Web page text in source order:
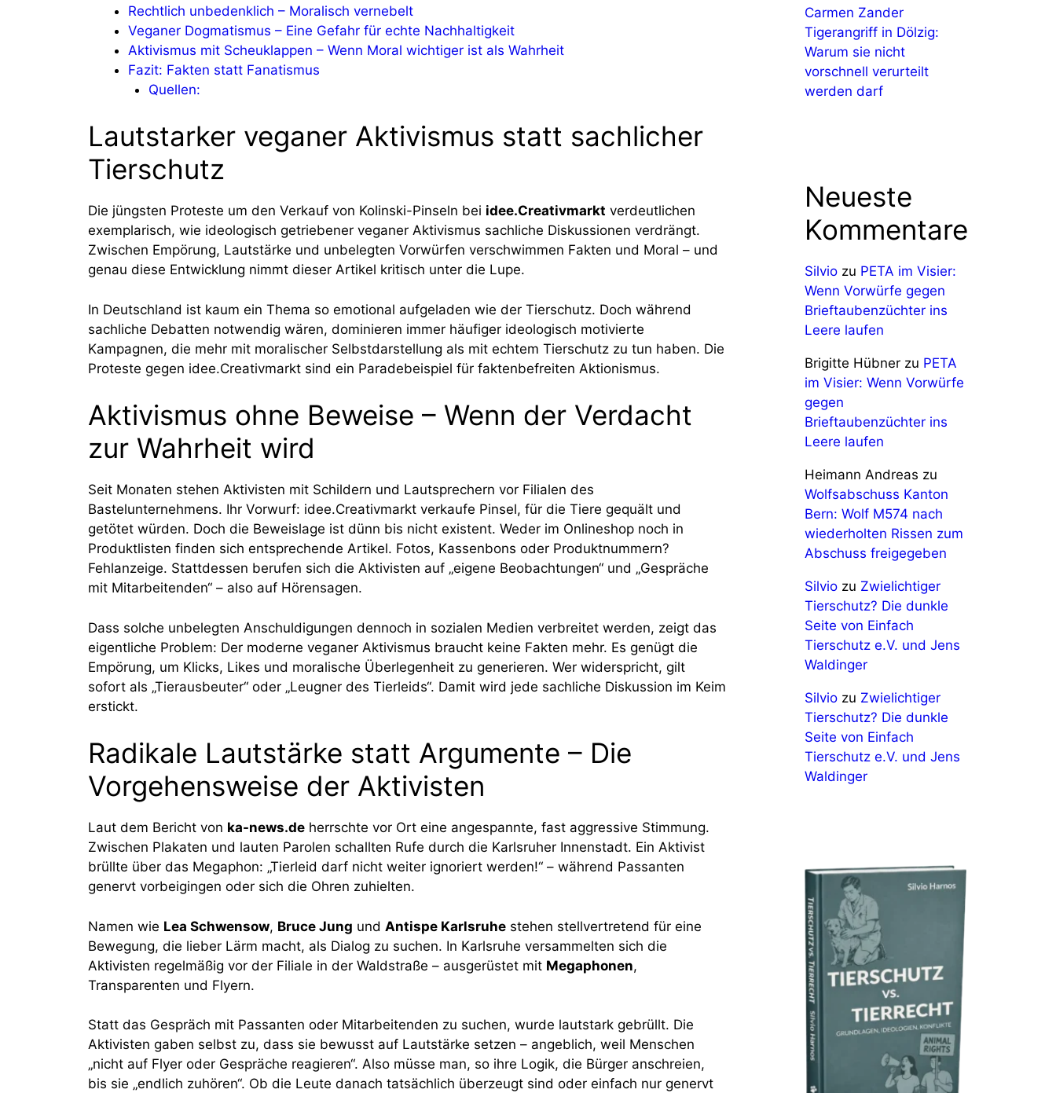
Rechtlich unbedenklich – Moralisch vernebelt
Veganer Dogmatismus – Eine Gefahr für echte Nachhaltigkeit
Aktivismus mit Scheuklappen – Wenn Moral wichtiger ist als Wahrheit
Fazit: Fakten statt Fanatismus
Quellen:
Lautstarker veganer Aktivismus statt sachlicher
Tierschutz
Die jüngsten Proteste um den Verkauf von Kolinski-Pinseln bei idee.Creativmarkt verdeutlichen
exemplarisch, wie ideologisch getriebener veganer Aktivismus sachliche Diskussionen verdrängt.
Zwischen Empörung, Lautstärke und unbelegten Vorwürfen verschwimmen Fakten und Moral – und
genau diese Entwicklung nimmt dieser Artikel kritisch unter die Lupe.
In Deutschland ist kaum ein Thema so emotional aufgeladen wie der Tierschutz. Doch während
sachliche Debatten notwendig wären, dominieren immer häufiger ideologisch motivierte
Kampagnen, die mehr mit moralischer Selbstdarstellung als mit echtem Tierschutz zu tun haben. Die
Proteste gegen idee.Creativmarkt sind ein Paradebeispiel für faktenbefreiten Aktionismus.
Aktivismus ohne Beweise – Wenn der Verdacht
zur Wahrheit wird
Seit Monaten stehen Aktivisten mit Schildern und Lautsprechern vor Filialen des
Bastelunternehmens. Ihr Vorwurf: idee.Creativmarkt verkaufe Pinsel, für die Tiere gequält und
getötet würden. Doch die Beweislage ist dünn bis nicht existent. Weder im Onlineshop noch in
Produktlisten finden sich entsprechende Artikel. Fotos, Kassenbons oder Produktnummern?
Fehlanzeige. Stattdessen berufen sich die Aktivisten auf „eigene Beobachtungen“ und „Gespräche
mit Mitarbeitenden“ – also auf Hörensagen.
Dass solche unbelegten Anschuldigungen dennoch in sozialen Medien verbreitet werden, zeigt das
eigentliche Problem: Der moderne veganer Aktivismus braucht keine Fakten mehr. Es genügt die
Empörung, um Klicks, Likes und moralische Überlegenheit zu generieren. Wer widerspricht, gilt
sofort als „Tierausbeuter“ oder „Leugner des Tierleids“. Damit wird jede sachliche Diskussion im Keim
erstickt.
Radikale Lautstärke statt Argumente – Die
Vorgehensweise der Aktivisten
Laut dem Bericht von ka-news.de herrschte vor Ort eine angespannte, fast aggressive Stimmung.
Zwischen Plakaten und lauten Parolen schallten Rufe durch die Karlsruher Innenstadt. Ein Aktivist
brüllte über das Megaphon: „Tierleid darf nicht weiter ignoriert werden!“ – während Passanten
genervt vorbeigingen oder sich die Ohren zuhielten.
Namen wie Lea Schwensow, Bruce Jung und Antispe Karlsruhe stehen stellvertretend für eine
Bewegung, die lieber Lärm macht, als Dialog zu suchen. In Karlsruhe versammelten sich die
Aktivisten regelmäßig vor der Filiale in der Waldstraße – ausgerüstet mit Megaphonen,
Transparenten und Flyern.
Statt das Gespräch mit Passanten oder Mitarbeitenden zu suchen, wurde lautstark gebrüllt. Die
Aktivisten gaben selbst zu, dass sie bewusst auf Lautstärke setzen – angeblich, weil Menschen
„nicht auf Flyer oder Gespräche reagieren“. Also müsse man, so ihre Logik, die Bürger anschreien,
bis sie „endlich zuhören“. Ob die Leute danach tatsächlich überzeugt sind oder einfach nur genervt
Carmen Zander
Tigerangriff in Dölzig:
Warum sie nicht
vorschnell verurteilt
werden darf
Neueste
Kommentare
Silvio zu PETA im Visier:
Wenn Vorwürfe gegen
Brieftaubenzüchter ins
Leere laufen
Brigitte Hübner zu PETA
im Visier: Wenn Vorwürfe
gegen
Brieftaubenzüchter ins
Leere laufen
Heimann Andreas zu
Wolfsabschuss Kanton
Bern: Wolf M574 nach
wiederholten Rissen zum
Abschuss freigegeben
Silvio zu Zwielichtiger
Tierschutz? Die dunkle
Seite von Einfach
Tierschutz e.V. und Jens
Waldinger
Silvio zu Zwielichtiger
Tierschutz? Die dunkle
Seite von Einfach
Tierschutz e.V. und Jens
Waldinger